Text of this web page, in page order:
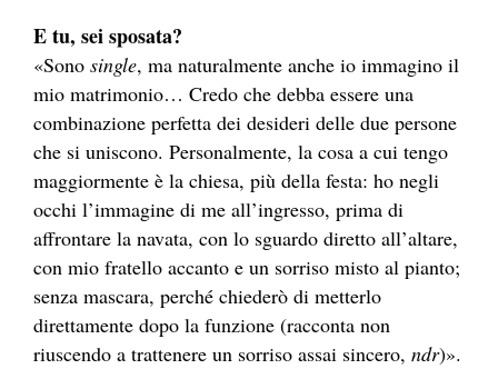
E tu, sei sposata?
«Sono single, ma naturalmente anche io immagino il
mio matrimonio… Credo che debba essere una
combinazione perfetta dei desideri delle due persone
che si uniscono. Personalmente, la cosa a cui tengo
maggiormente è la chiesa, più della festa: ho negli
occhi l’immagine di me all’ingresso, prima di
affrontare la navata, con lo sguardo diretto all’altare,
con mio fratello accanto e un sorriso misto al pianto;
senza mascara, perché chiederò di metterlo
direttamente dopo la funzione (racconta non
riuscendo a trattenere un sorriso assai sincero, ndr)».